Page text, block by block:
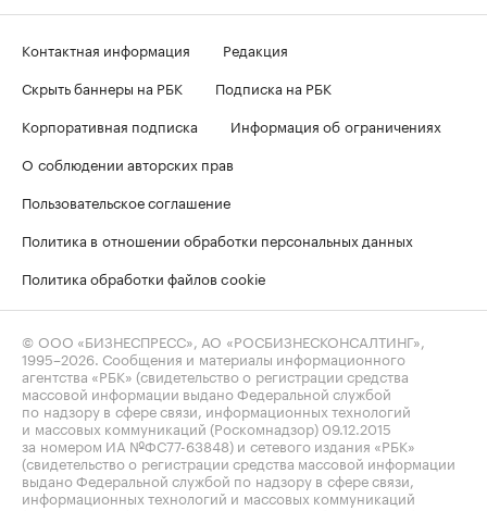
Контактная информация
Редакция
Скрыть баннеры на РБК
Подписка на РБК
Корпоративная подписка
Информация об ограничениях
О соблюдении авторских прав
Пользовательское соглашение
Политика в отношении обработки персональных данных
Политика обработки файлов cookie
© ООО «БИЗНЕСПРЕСС», АО «РОСБИЗНЕСКОНСАЛТИНГ»,
1995–2026 . Сообщения и материалы информационного
агентства «РБК» (свидетельство о регистрации средства
массовой информации выдано Федеральной службой
по надзору в сфере связи, информационных технологий
и массовых коммуникаций (Роскомнадзор) 09.12.2015
за номером ИА №ФС77-63848) и сетевого издания «РБК»
(свидетельство о регистрации средства массовой информации
выдано Федеральной службой по надзору в сфере связи,
информационных технологий и массовых коммуникаций